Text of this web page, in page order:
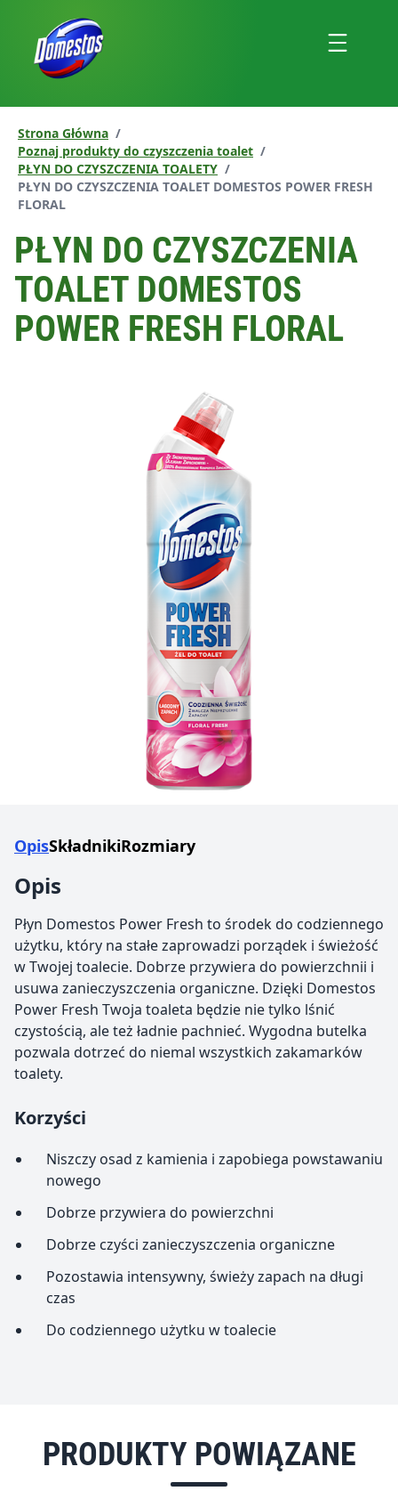
treści
Strona Główna /
Poznaj produkty do czyszczenia toalet /
PŁYN DO CZYSZCZENIA TOALETY /
Aktualna strona:
PŁYN DO CZYSZCZENIA TOALET DOMESTOS POWER FRESH
FLORAL
PŁYN DO CZYSZCZENIA
TOALET DOMESTOS
POWER FRESH FLORAL
OpisSkładnikiRozmiary
Opis
Płyn Domestos Power Fresh to środek do codziennego
użytku, który na stałe zaprowadzi porządek i świeżość
w Twojej toalecie. Dobrze przywiera do powierzchnii i
usuwa zanieczyszczenia organiczne. Dzięki Domestos
Power Fresh Twoja toaleta będzie nie tylko lśnić
czystością, ale też ładnie pachnieć. Wygodna butelka
pozwala dotrzeć do niemal wszystkich zakamarków
toalety.
Korzyści
Niszczy osad z kamienia i zapobiega powstawaniu
nowego
Dobrze przywiera do powierzchni
Dobrze czyści zanieczyszczenia organiczne
Pozostawia intensywny, świeży zapach na długi
czas
Do codziennego użytku w toalecie
PRODUKTY POWIĄZANE